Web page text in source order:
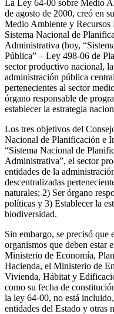
La Ley 64-00 sobre Medio
de agosto de 2000, creó en
Medio Ambiente y Recursos
Sistema Nacional de
Administrativa (hoy,
Pública” – Ley 498-06 de
sector productivo nacional,
administración pública
pertenecientes al sector
órgano responsable de
establecer la estrategia
Los tres objetivos del
Nacional de Planificación e
“Sistema Nacional de
Administrativa”, el sector
entidades de la
descentralizadas
naturales; 2) Ser órgano
políticas y 3) Establecer la
biodiversidad.
Sin embargo, se precisó que
organismos que deben estar
Ministerio de Economía,
Hacienda, el Ministerio de
Vivienda, Hábitat y
como su fecha de
la ley 64-00, no está
entidades del Estado y otras